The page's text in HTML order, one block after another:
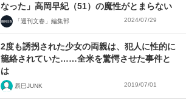
なった」高岡早紀（51）の魔性がとまらない
「週刊文春」編集部 2024/07/29
2度も誘拐された少女の両親は、犯人に性的に
籠絡されていた……全米を驚愕させた事件と
は
辰巳JUNK 2019/07/01